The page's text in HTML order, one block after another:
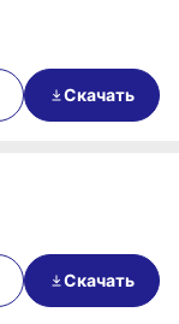
Скачать
Скачать